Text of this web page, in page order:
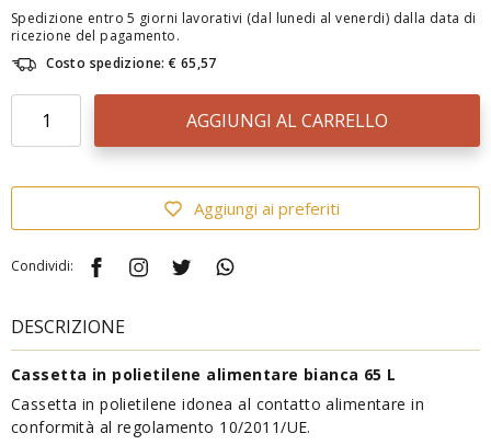
Spedizione entro 5 giorni lavorativi (dal lunedi al venerdi) dalla data di
ricezione del pagamento.
Costo spedizione: € 65,57
AGGIUNGI AL CARRELLO
Aggiungi ai preferiti
Condividi:
DESCRIZIONE
Cassetta in polietilene alimentare bianca 65 L
Cassetta in polietilene idonea al contatto alimentare in
conformità al regolamento 10/2011/UE.